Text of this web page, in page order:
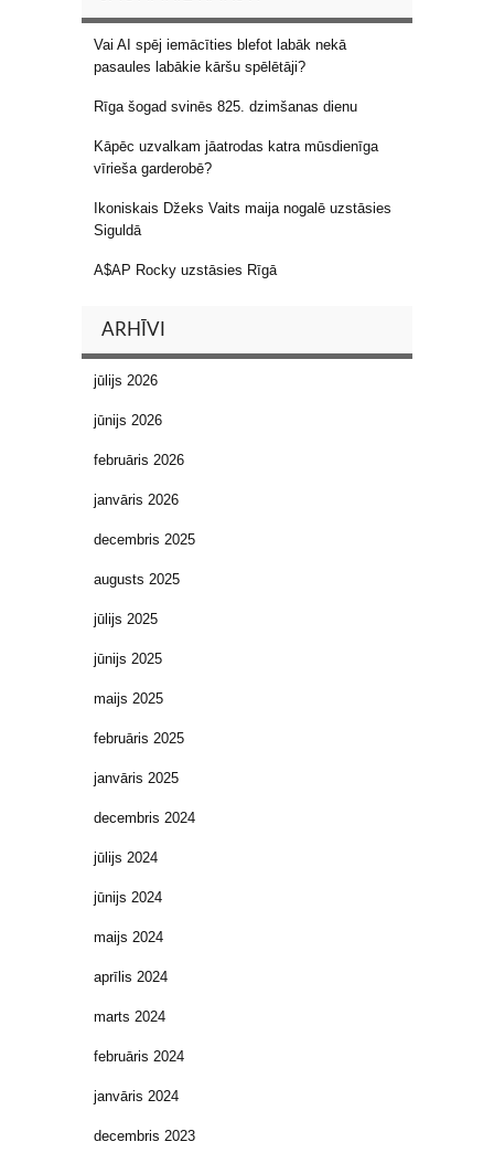
Vai AI spēj iemācīties blefot labāk nekā
pasaules labākie kāršu spēlētāji?
Rīga šogad svinēs 825. dzimšanas dienu
Kāpēc uzvalkam jāatrodas katra mūsdienīga
vīrieša garderobē?
Ikoniskais Džeks Vaits maija nogalē uzstāsies
Siguldā
A$AP Rocky uzstāsies Rīgā
ARHĪVI
jūlijs 2026
jūnijs 2026
februāris 2026
janvāris 2026
decembris 2025
augusts 2025
jūlijs 2025
jūnijs 2025
maijs 2025
februāris 2025
janvāris 2025
decembris 2024
jūlijs 2024
jūnijs 2024
maijs 2024
aprīlis 2024
marts 2024
februāris 2024
janvāris 2024
decembris 2023